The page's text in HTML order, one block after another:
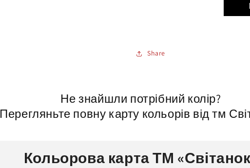
Share
Не знайшли потрібний колір?
Перегляньте повну карту кольорів від тм
Кольорова карта ТМ